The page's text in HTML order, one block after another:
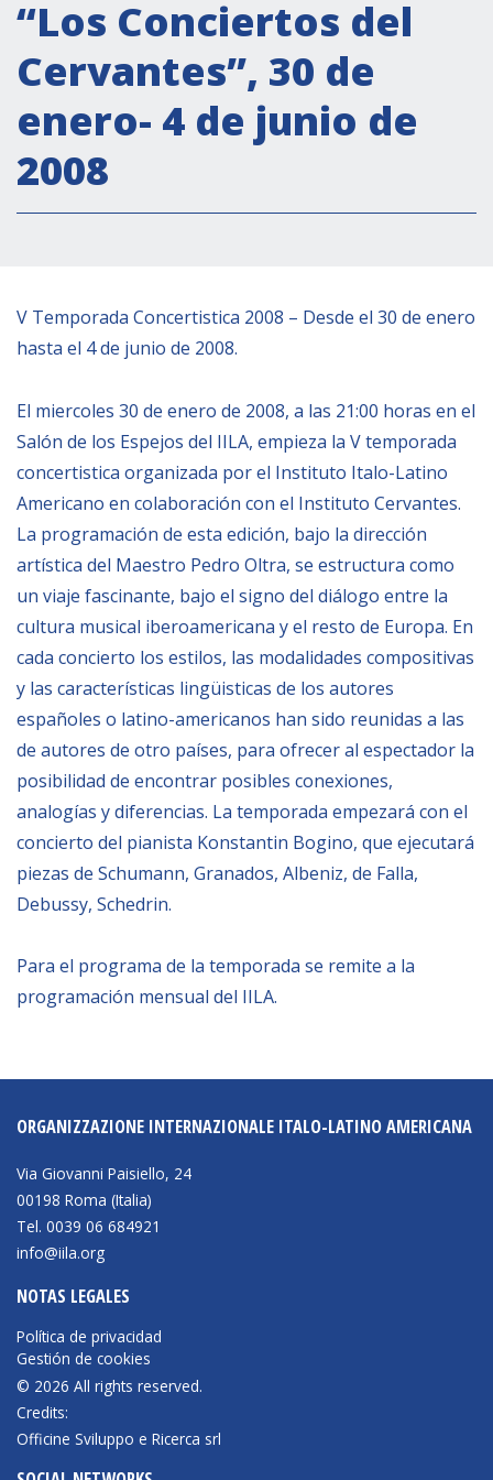
Secretaría Cultural
Secretaría Socioeconómica
Secretaría Técnico-científica
Forum Pymes
Partnership
COOPERACIÓN
Patrimonio cultural
Empoderamiento socio-económico
Justicia y Seguridad
EUROsociAL
EL PAcCTO
EUROFRONT
COPOLAD III
AL-INVEST Verde
MEDIOS
Fotos
Vídeos
Audios
Publicaciones
OPORTUNIDADES
Convocatorias
Becas
Alta Formación
Para las empresas
Registro de proveedores
Contratos/Acuerdos/Grant
“Los Conciertos del
Cervantes”, 30 de
enero- 4 de junio de
2008
V Temporada Concertistica 2008 – Desde el 30 de enero
hasta el 4 de junio de 2008.
El miercoles 30 de enero de 2008, a las 21:00 horas en el
Salón de los Espejos del IILA, empieza la V temporada
concertistica organizada por el Instituto Italo-Latino
Americano en colaboración con el Instituto Cervantes.
La programación de esta edición, bajo la dirección
artística del Maestro Pedro Oltra, se estructura como
un viaje fascinante, bajo el signo del diálogo entre la
cultura musical iberoamericana y el resto de Europa. En
cada concierto los estilos, las modalidades compositivas
y las características lingüisticas de los autores
españoles o latino-americanos han sido reunidas a las
de autores de otro países, para ofrecer al espectador la
posibilidad de encontrar posibles conexiones,
analogías y diferencias. La temporada empezará con el
concierto del pianista Konstantin Bogino, que ejecutar
piezas de Schumann, Granados, Albeniz, de Falla,
Debussy, Schedrin.
Para el programa de la temporada se remite a la
programación mensual del IILA.
ORGANIZZAZIONE INTERNAZIONALE ITALO-LATINO AMERICANA
Via Giovanni Paisiello, 24
00198 Roma (Italia)
Tel. 0039 06 684921
info@iila.org
NOTAS LEGALES
Política de privacidad
Gestión de cookies
© 2026 All rights reserved.
Credits:
Officine Sviluppo e Ricerca srl